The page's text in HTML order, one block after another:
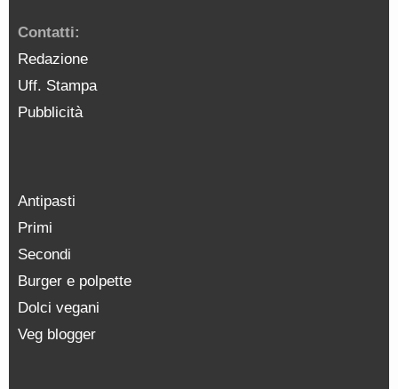
Contatti:
Redazione
Uff. Stampa
Pubblicità
Antipasti
Primi
Secondi
Burger e polpette
Dolci vegani
Veg blogger